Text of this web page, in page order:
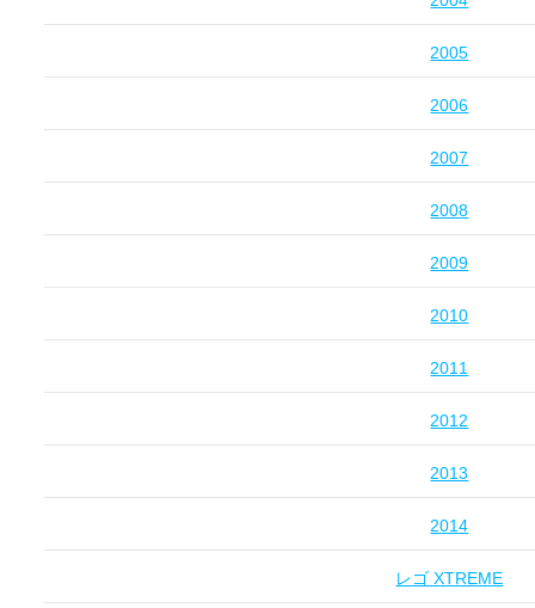
2005
2006
2007
2008
2009
2010
2011
2012
2013
2014
レゴ XTREME